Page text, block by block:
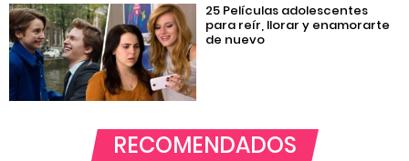
25 Películas adolescentes
para reír, llorar y enamorarte
de nuevo
RECOMENDADOS